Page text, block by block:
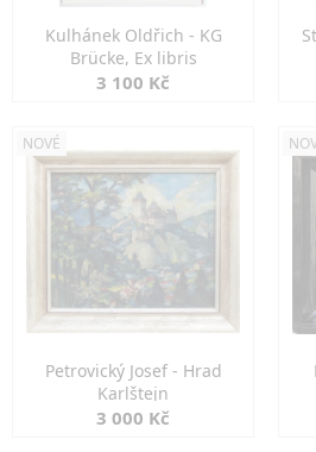
Kulhánek Oldřich - KG
Brücke, Ex libris
3 100 Kč
NOVÉ
Petrovický Josef - Hrad
Karlštejn
3 000 Kč